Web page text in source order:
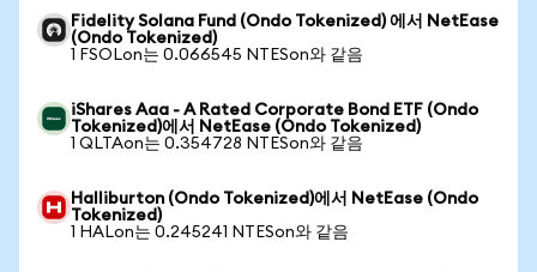
Fidelity Solana Fund (Ondo Tokenized) 에서 NetEase
(Ondo Tokenized)
1 FSOLon는 0.066545 NTESon와 같음
iShares Aaa - A Rated Corporate Bond ETF (Ondo
Tokenized)에서 NetEase (Ondo Tokenized)
1 QLTAon는 0.354728 NTESon와 같음
Halliburton (Ondo Tokenized)에서 NetEase (Ondo
Tokenized)
1 HALon는 0.245241 NTESon와 같음